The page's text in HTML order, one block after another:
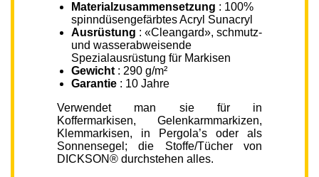
Materialzusammensetzung : 100%
spinndüsengefärbtes Acryl Sunacryl
Ausrüstung : «Cleangard», schmutz-
und wasserabweisende
Spezialausrüstung für Markisen
Gewicht : 290 g/m²
Garantie : 10 Jahre
Verwendet man sie für in
Koffermarkisen, Gelenkarmmarkizen,
Klemmarkisen, in Pergola’s oder als
Sonnensegel; die Stoffe/Tücher von
DICKSON® durchstehen alles.